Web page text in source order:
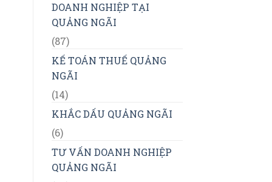
DOANH NGHIỆP TẠI
QUẢNG NGÃI
(87)
KẾ TOÁN THUẾ QUẢNG
NGÃI
(14)
KHẮC DẤU QUẢNG NGÃI
(6)
TƯ VẤN DOANH NGHIỆP
QUẢNG NGÃI